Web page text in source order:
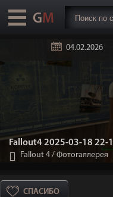
04.02.2026
Fallout4 2025-03-18 22-
Fallout 4 / Фотогаллерея
СПАСИБО